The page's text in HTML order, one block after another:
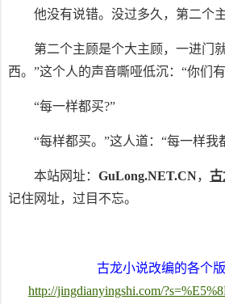
他没有说错。没过多久，第二个
第二个主顾是个大主顾，一进门
西。”这个人的声音嘶哑低沉：“你们
“每一样都买?”
“每样都买。”这人道：“每一样我
本站网址： GuLong.NET.CN， 古
记住网址，过目不忘。
古龙小说改编的各个
http://jingdianyingshi.com/